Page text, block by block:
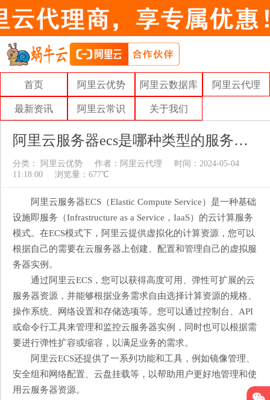
首页 阿里云优势 阿里云数据库 阿里云代理
最新资讯 阿里云常识 关于我们
阿里云服务器ecs是哪种类型的服务模式
分类： 阿里云优势 作者： 阿里云代理
时间：2024-05-04
11:18:00
浏览量：677℃
阿里云服务器ECS（Elastic Compute Service）是一种基础
设施即服务（Infrastructure as a Service，IaaS）的云计算服务
模式。在ECS模式下，阿里云提供虚拟化的计算资源，您可以
根据自己的需要在云服务器上创建、配置和管理自己的虚拟服
务器实例。
通过阿里云ECS，您可以获得高度可用、弹性可扩展的云
服务器资源，并能够根据业务需求自由选择计算资源的规格、
操作系统、网络设置和存储选项等。您可以通过控制台、API
或命令行工具来管理和监控云服务器实例，同时也可以根据需
要进行弹性扩容或缩容，以满足业务的需求。
阿里云ECS还提供了一系列功能和工具，例如镜像管理、
安全组和网络配置、云盘挂载等，以帮助用户更好地管理和使
用云服务器资源。